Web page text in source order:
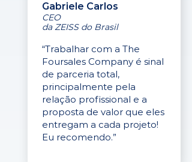
Gabriele Carlos
CEO
da ZEISS do Brasil
“Trabalhar com a The
Foursales Company é sinal
de parceria total,
principalmente pela
relação profissional e a
proposta de valor que eles
entregam a cada projeto!
Eu recomendo.”